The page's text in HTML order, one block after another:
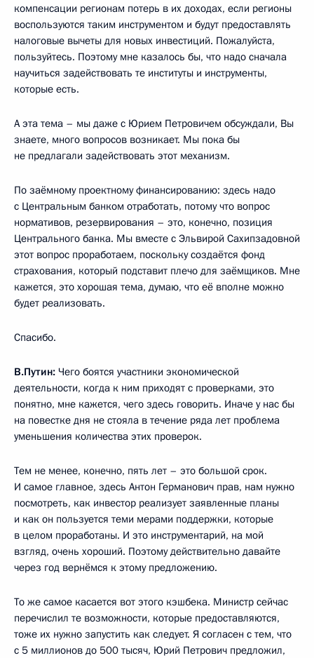
компенсации регионам потерь в их доходах, если регионы
воспользуются таким инструментом и будут предоставлять
налоговые вычеты для новых инвестиций. Пожалуйста,
пользуйтесь. Поэтому мне казалось бы, что надо сначала
научиться задействовать те институты и инструменты,
которые есть.
А эта тема – мы даже с Юрием Петровичем обсуждали, Вы
знаете, много вопросов возникает. Мы пока бы
не предлагали задействовать этот механизм.
По заёмному проектному финансированию: здесь надо
с Центральным банком отработать, потому что вопрос
нормативов, резервирования – это, конечно, позиция
Центрального банка. Мы вместе с Эльвирой Сахипзадовной
этот вопрос проработаем, поскольку создаётся фонд
страхования, который подставит плечо для заёмщиков. Мне
кажется, это хорошая тема, думаю, что её вполне можно
будет реализовать.
Спасибо.
В.Путин: Чего боятся участники экономической
деятельности, когда к ним приходят с проверками, это
понятно, мне кажется, чего здесь говорить. Иначе у нас бы
на повестке дня не стояла в течение ряда лет проблема
уменьшения количества этих проверок.
Тем не менее, конечно, пять лет – это большой срок.
И самое главное, здесь Антон Германович прав, нам нужно
посмотреть, как инвестор реализует заявленные планы
и как он пользуется теми мерами поддержки, которые
в целом проработаны. И это инструментарий, на мой
взгляд, очень хороший. Поэтому действительно давайте
через год вернёмся к этому предложению.
То же самое касается вот этого кэшбека. Министр сейчас
перечислил те возможности, которые предоставляются,
тоже их нужно запустить как следует. Я согласен с тем, что
с 5 миллионов до 500 тысяч, Юрий Петрович предложил,